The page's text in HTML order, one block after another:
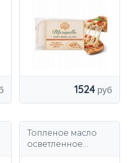
срок
1524
Топленое масло
осветленное